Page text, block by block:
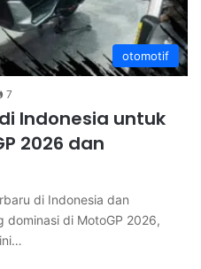
otomotif
7
Indonesia untuk
2026 dan
di Indonesia dan
dominasi di MotoGP 2026,